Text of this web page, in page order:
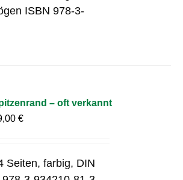
ISBN 978-3-
– oft verkannt
€
Seiten, farbig, DIN